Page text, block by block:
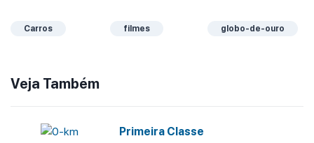
Carros filmes globo-de-ouro
Veja Também
Primeira Classe